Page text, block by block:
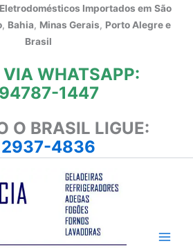
Importados em São
, Bahia, Minas Gerais, Porto Alegre e
Brasil
WHATSAPP:
1447
O BRASIL LIGUE:
2937-4836